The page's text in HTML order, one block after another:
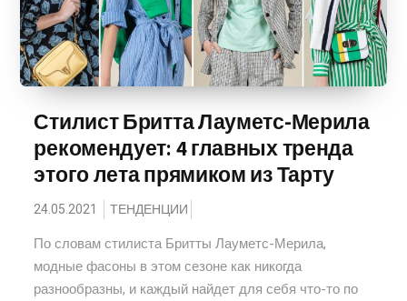
Стилист Бритта Лауметс-Мерила
рекомендует: 4 главных тренда
этого лета прямиком из Тарту
24.05.2021 ТЕНДЕНЦИИ
По словам стилиста Бритты Лауметс-Мерила,
модные фасоны в этом сезоне как никогда
разнообразны, и каждый найдет для себя что-то по